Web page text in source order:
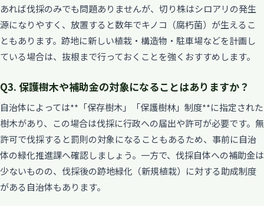
あれば伐採のみでも問題ありませんが、切り株はシロアリの発生
源になりやすく、放置すると数年でキノコ（腐朽菌）が生えるこ
ともあります。跡地に新しい植栽・構造物・駐車場などを計画し
ている場合は、抜根まで行っておくことを強くおすすめします。
Q3. 保護樹木や補助金の対象になることはありますか？
自治体によっては**「保存樹木」「保護樹林」制度**に指定された
樹木があり、この場合は伐採に行政への届出や許可が必要です。無
許可で伐採すると罰則の対象になることもあるため、事前に自治
体の緑化推進課へ確認しましょう。一方で、伐採自体への補助金は
少ないものの、伐採後の跡地緑化（新規植栽）に対する助成制度
がある自治体もあります。